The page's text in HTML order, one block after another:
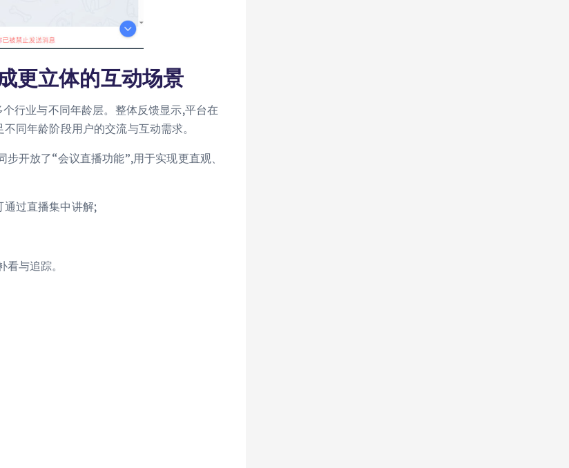
更立体的互动场景
行业与不同年龄层。整体反馈显示,平台在
同年龄阶段用户的交流与互动需求。
开放了“会议直播功能”,用于实现更直观、
通过直播集中讲解;
与追踪。